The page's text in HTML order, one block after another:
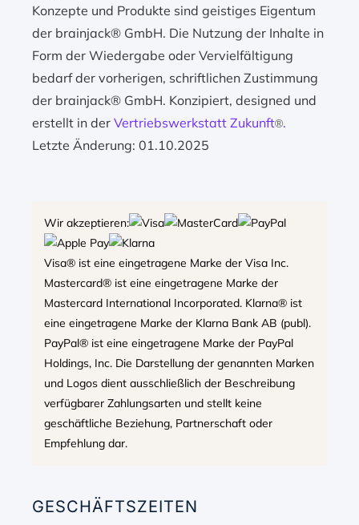
Konzepte und Produkte sind geistiges Eigentum
der brainjack® GmbH. Die Nutzung der Inhalte in
Form der Wiedergabe oder Vervielfältigung
bedarf der vorherigen, schriftlichen Zustimmung
der brainjack® GmbH. Konzipiert, designed und
erstellt in derVertriebswerkstatt Zukunft®.
Letzte Änderung: 01.10.2025
Wir akzeptieren:
Visa® ist eine eingetragene Marke der Visa Inc.
Mastercard® ist eine eingetragene Marke der
Mastercard International Incorporated. Klarna® ist
eine eingetragene Marke der Klarna Bank AB (publ).
PayPal® ist eine eingetragene Marke der PayPal
Holdings, Inc. Die Darstellung der genannten Marken
und Logos dient ausschließlich der Beschreibung
verfügbarer Zahlungsarten und stellt keine
geschäftliche Beziehung, Partnerschaft oder
Empfehlung dar.
GESCHÄFTSZEITEN